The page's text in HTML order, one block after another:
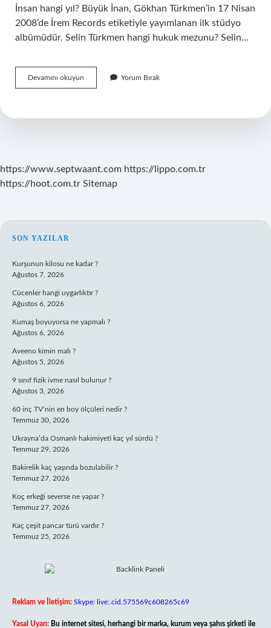
İnsan hangi yıl? Büyük İnan, Gökhan Türkmen’in 17 Nisan
2008’de İrem Records etiketiyle yayımlanan ilk stüdyo
albümüdür. Selin Türkmen hangi hukuk mezunu? Selin…
Devamını okuyun
Türkmen
Yorum Bırak
https://www.septwaant.com https://lippo.com.tr
https://hoot.com.tr Sitemap
SIDEBAR
SON YAZILAR
Kurşunun kilosu ne kadar ?
Ağustos 7, 2026
Cücenler hangi uygarlıktır ?
Ağustos 6, 2026
Kumaş boyuyorsa ne yapmalı ?
Ağustos 6, 2026
Aveeno kimin malı ?
Ağustos 5, 2026
9 sınıf fizik ivme nasıl bulunur ?
Ağustos 3, 2026
60 inç TV’nin en boy ölçüleri nedir ?
Temmuz 30, 2026
Ukrayna’da Osmanlı hakimiyeti kaç yıl sürdü ?
Temmuz 29, 2026
Bakirelik kaç yaşında bozulabilir ?
Temmuz 27, 2026
Koç erkeği severse ne yapar ?
Temmuz 27, 2026
Kaç çeşit pancar türü vardır ?
Temmuz 25, 2026
Reklam ve İletişim: Skype: live:.cid.575569c608265c69
Yasal Uyarı: Bu internet sitesi, herhangi bir marka, kurum veya şahıs şirketi ile